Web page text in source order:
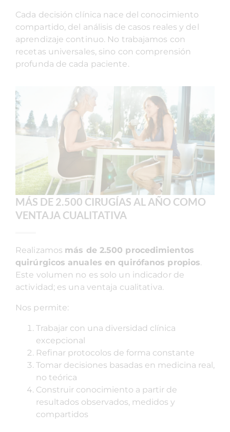
Cada decisión clínica nace del conocimiento
compartido, del análisis de casos reales y del
aprendizaje continuo. No trabajamos con
recetas universales, sino con comprensión
profunda de cada paciente.
MÁS DE 2.500 CIRUGÍAS AL AÑO COMO
VENTAJA CUALITATIVA
Realizamos más de 2.500 procedimientos
quirúrgicos anuales en quirófanos propios.
Este volumen no es solo un indicador de
actividad; es una ventaja cualitativa.
Nos permite:
Trabajar con una diversidad clínica
excepcional
Refinar protocolos de forma constante
Tomar decisiones basadas en medicina real,
no teórica
Construir conocimiento a partir de
resultados observados, medidos y
compartidos